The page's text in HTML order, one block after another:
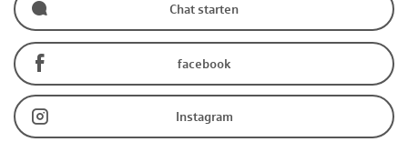
Chat starten
facebook
Instagram